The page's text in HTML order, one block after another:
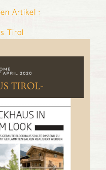
Artikel :
Tirol